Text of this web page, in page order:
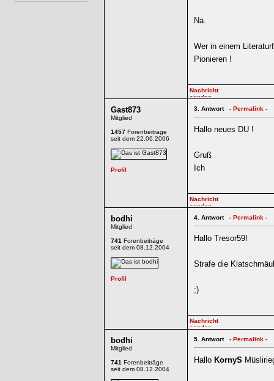
Nä.
Wer in einem
Pionieren !
Gast873
Mitglied
1457 Forenbeiträge
seit dem 22.06.2006
3. Antwort - Permalink -
Hallo neues DU !
Gruß
Ich
bodhi
Mitglied
741 Forenbeiträge
seit dem 08.12.2004
4. Antwort - Permalink -
Hallo Tresor59!
Strafe die
;)
bodhi
Mitglied
741 Forenbeiträge
seit dem 08.12.2004
5. Antwort - Permalink -
Hallo KornyS